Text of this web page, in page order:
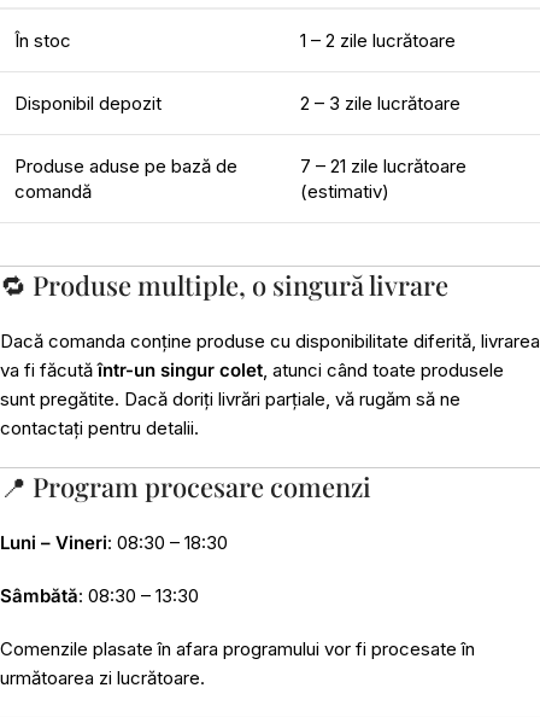
În stoc 1 – 2 zile lucrătoare
Disponibil depozit 2 – 3 zile lucrătoare
Produse aduse pe bază de
comandă
7 – 21 zile lucrătoare
(estimativ)
🔁 Produse multiple, o singură livrare
Dacă comanda conține produse cu disponibilitate diferită, livrarea
va fi făcutăîntr-un singur colet, atunci când toate produsele
sunt pregătite. Dacă doriți livrări parțiale, vă rugăm să ne
contactați pentru detalii.
📍 Program procesare comenzi
Luni – Vineri: 08:30 – 18:30
Sâmbătă: 08:30 – 13:30
Comenzile plasate în afara programului vor fi procesate în
următoarea zi lucrătoare.